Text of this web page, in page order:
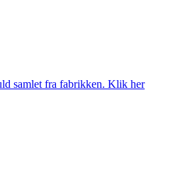
samlet fra fabrikken. Klik her